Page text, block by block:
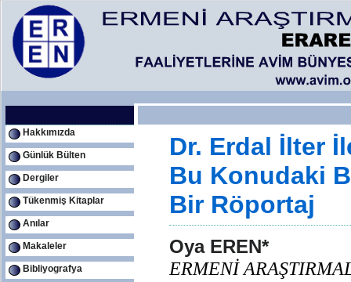
Hakkımızda
Günlük Bülten
Dergiler
Tükenmiş Kitaplar
Anılar
Makaleler
Bibliyografya
Dr. Erdal İlter
Bu Konudaki
Bir Röportaj
Oya EREN*
ERMENİ